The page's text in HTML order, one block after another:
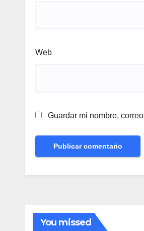
Web
Guardar mi nombre,
You missed